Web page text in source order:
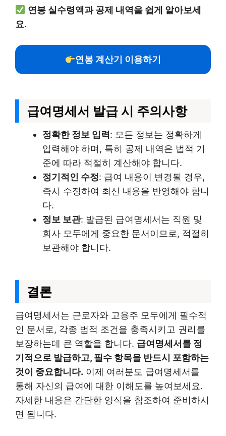
연봉 실수령액과 공제 내역을 쉽게 알아보세
요.
연봉 계산기 이용하기
급여명세서 발급 시 주의사항
정확한 정보 입력 : 모든 정보는 정확하게
입력해야 하며, 특히 공제 내역은 법적 기
준에 따라 적절히 계산해야 합니다.
정기적인 수정: 급여 내용이 변경될 경우,
즉시 수정하여 최신 내용을 반영해야 합니
다.
정보 보관: 발급된 급여명세서는 직원 및
회사 모두에게 중요한 문서이므로, 적절히
보관해야 합니다.
결론
급여명세서는 근로자와 고용주 모두에게 필수적
인 문서로, 각종 법적 조건을 충족시키고 권리를
보장하는데 큰 역할을 합니다. 급여명세서를 정
기적으로 발급하고, 필수 항목을 반드시 포함하는
것이 중요합니다. 이제 여러분도 급여명세서를
통해 자신의 급여에 대한 이해도를 높여보세요.
자세한 내용은 간단한 양식을 참조하여 준비하시
면 됩니다.